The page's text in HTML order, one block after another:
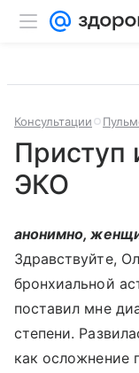
Консультации
Приступ
ЭКО
анонимно,
Здравствуйте,
бронхиальной
поставил мне
степени.
как осложнение